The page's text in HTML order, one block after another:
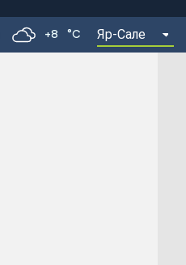
+8 °C Яр-Сале